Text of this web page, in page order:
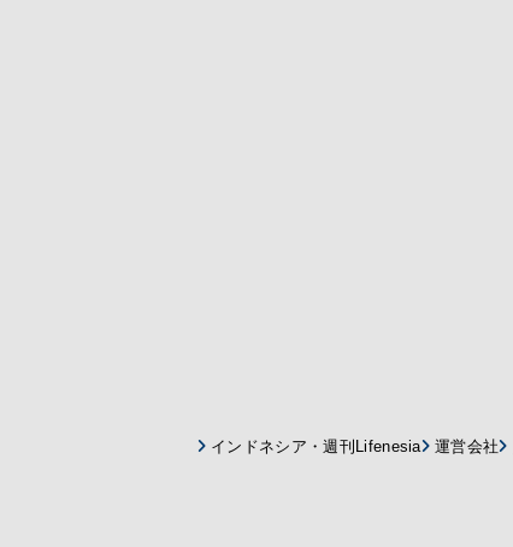
インドネシア・週刊Lifenesia 運営会社